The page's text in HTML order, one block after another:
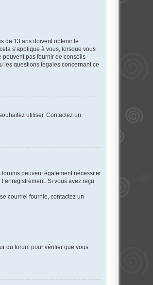
de 13 ans doivent obtenir le
s’applique à vous, lorsque vous
peuvent pas fournir de conseils
les questions légales concernant ce
utiliser. Contactez un
peuvent également nécessiter
Si vous avez reçu
courriel fournie, contactez un
du forum pour vérifier que vous